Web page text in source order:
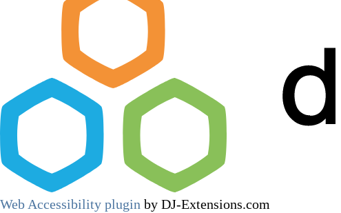
Web Accessibility plugin by DJ-Extensions.com